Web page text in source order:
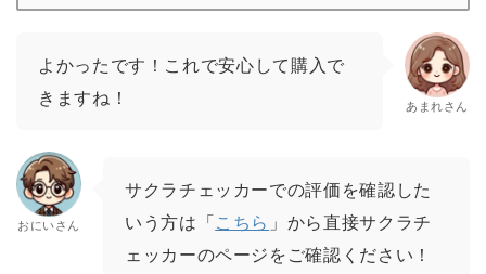
よかったです！これで安心して購入で
きますね！
あまれさん
おにいさん
サクラチェッカーでの評価を確認した
いう方は「こちら 」から直接サクラチ
ェッカーのページをご確認ください！